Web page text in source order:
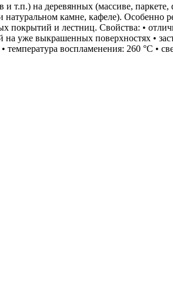
и т.п.) на деревянных (массиве,
камне, кафеле). Особенно
и лестниц. Свойства: •
уже выкрашенных поверхностях •
воспламенения: 260 °С •